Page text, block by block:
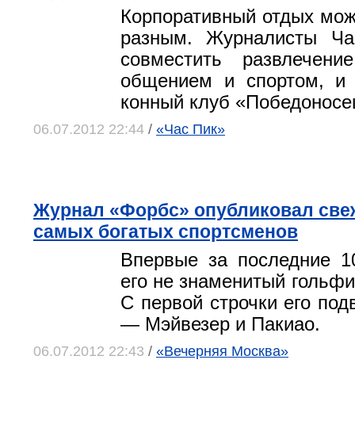
Корпоративный отдых
разным. Журналисты
совместить
общением и спортом, и
конный клуб
06.07.2012 22:44 / «Час Пик»
Журнал «Форбс» опубликовал
самых богатых спортсменов
Впервые за последние
его не знаменитый
С первой строчки его
— Мэйвезер и Пакиао.
06.07.2012 22:43 / «Вечерняя Москва»